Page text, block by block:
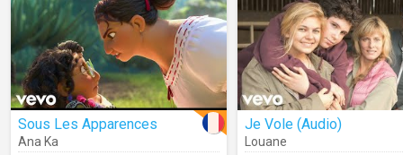
Sous Les Apparences
Ana Ka
Je Vole (Audio)
Louane